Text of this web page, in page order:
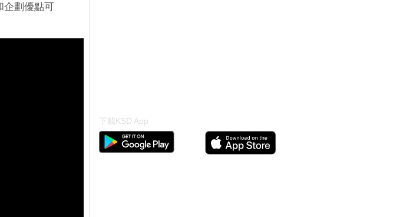
企劃優點可
下載KSD App